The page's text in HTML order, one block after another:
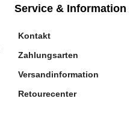
Service & Information
Kontakt
Zahlungsarten
Versandinformation
Retourecenter